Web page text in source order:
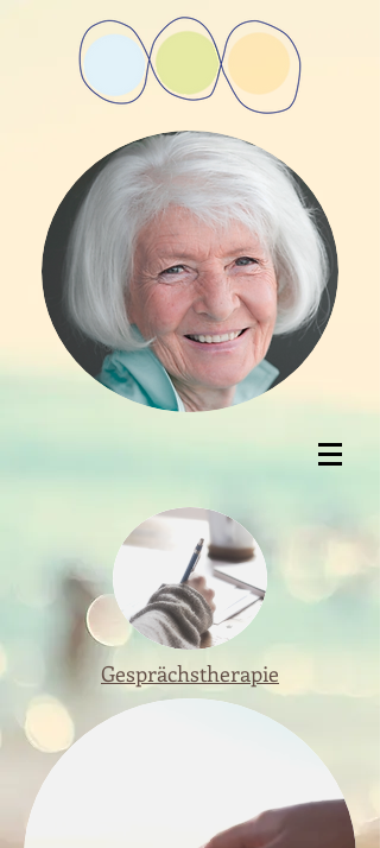
Gesprächstherapie